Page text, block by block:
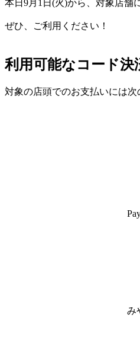
X
本日9月1日(火)から、対象店舗
ぜひ、ご利用ください！
利用可能なコード決
対象の店頭でのお支払いには次
み